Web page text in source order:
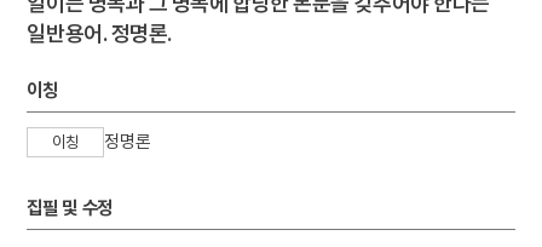
10 김지경
6 금강경
일반용어. 정명론.
이칭
이칭 정명론
집필 및 수정